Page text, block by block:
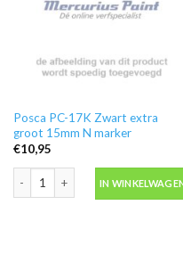
Posca PC-17K Zwart extra
groot 15mm N marker
€10,95
Posca PC-17K Zwart extra groot
IN